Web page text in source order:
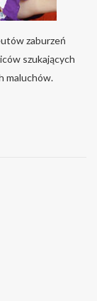
zaburzeń
szukających
maluchów.